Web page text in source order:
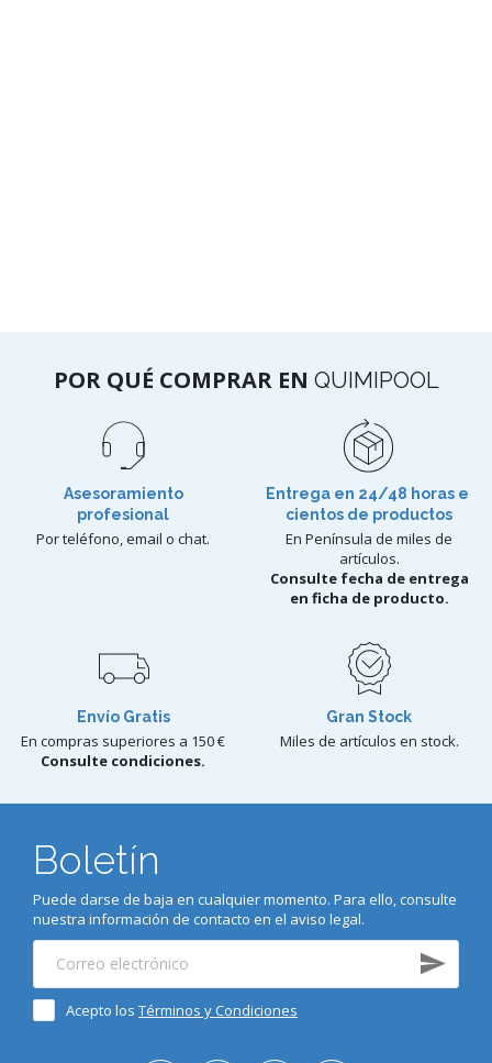
POR QUÉ COMPRAR EN QUIMIPOOL
Asesoramiento
profesional
Por teléfono, email o chat.
Entrega en 24/48 horas e
cientos de productos
En Península de miles de
artículos.
Consulte fecha de entrega
en ficha de producto.
Envío Gratis
En compras superiores a 150 €
Consulte condiciones.
Gran Stock
Miles de artículos en stock.
Boletín
Puede darse de baja en cualquier momento. Para ello, consulte
nuestra información de contacto en el aviso legal.
Acepto los Términos y Condiciones